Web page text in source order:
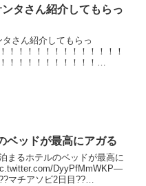
タさん紹介してもらっ
さん紹介してもらっ
！！！！！！！！！！！！！
！！！！！！！！！！
ベッドが最高にアガる
まるホテルのベッドが最高に
DyyPfMmWKP—
マチアソビ2日目??